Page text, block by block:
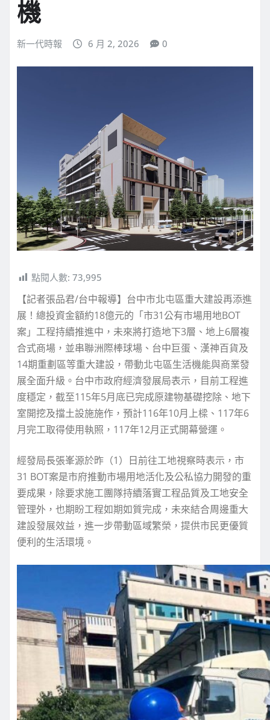
機
新一代時報 6 月 2, 2026 0
點閱人數: 73,995
【記者張品君/台中報導】台中市北屯區重大建設再添進
展！總投資金額約18億元的「市31公有市場用地BOT
案」工程持續推進中，未來將打造地下3層、地上6層複
合式商場，並串聯洲際棒球場、台中巨蛋、漢神百貨及
14期重劃區等重大建設，帶動北屯區生活機能與商業發
展全面升級。台中市政府經濟發展局表示，目前工程進
度穩定，截至115年5月底已完成原建物基礎挖除、地下
室開挖及擋土設施施作，預計116年10月上樑、117年6
月完工取得使用執照，117年12月正式開幕營運。
經發局長張峯源於昨（1）日前往工地視察時表示，市
31 BOT案是市府推動市場用地活化及公私協力開發的重
要成果，除要求施工團隊持續落實工程品質及工地安全
管理外，也期盼工程如期如質完成，未來結合周邊重大
建設發展效益，進一步帶動區域繁榮，提供市民更優質
便利的生活環境。